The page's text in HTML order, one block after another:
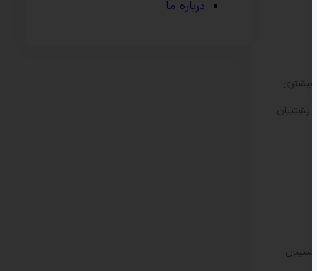
پشتیبان
درباره ما